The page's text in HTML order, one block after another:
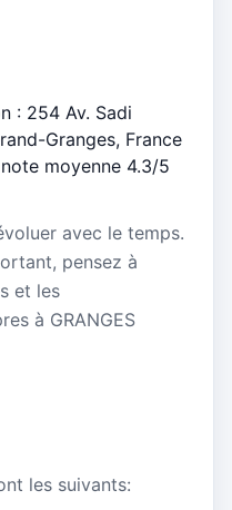
: 254 Av. Sadi
Granges, France
moyenne 4.3/5
avec le temps.
pensez à
et les
à GRANGES
les suivants: